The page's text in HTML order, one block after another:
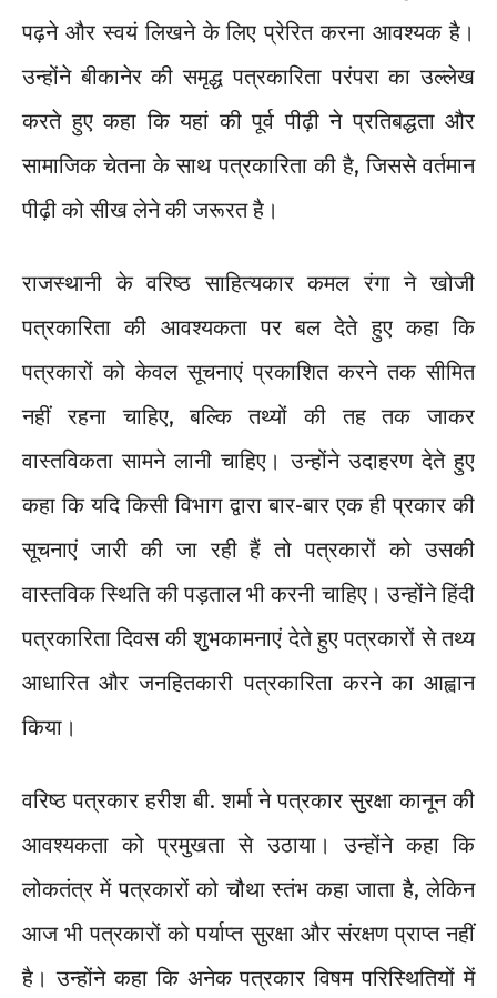
पढ़ने और स्वयं लिखने के लिए प्रेरित करना आवश्यक है।
उन्होंने बीकानेर की समृद्ध पत्रकारिता परंपरा का उल्लेख
करते हुए कहा कि यहां की पूर्व पीढ़ी ने प्रतिबद्धता और
सामाजिक चेतना के साथ पत्रकारिता की है, जिससे वर्तमान
पीढ़ी को सीख लेने की जरूरत है।
राजस्थानी के वरिष्ठ साहित्यकार कमल रंगा ने खोजी
पत्रकारिता की आवश्यकता पर बल देते हुए कहा कि
पत्रकारों को केवल सूचनाएं प्रकाशित करने तक सीमित
नहीं रहना चाहिए, बल्कि तथ्यों की तह तक जाकर
वास्तविकता सामने लानी चाहिए। उन्होंने उदाहरण देते हुए
कहा कि यदि किसी विभाग द्वारा बार-बार एक ही प्रकार की
सूचनाएं जारी की जा रही हैं तो पत्रकारों को उसकी
वास्तविक स्थिति की पड़ताल भी करनी चाहिए। उन्होंने हिंदी
पत्रकारिता दिवस की शुभकामनाएं देते हुए पत्रकारों से तथ्य
आधारित और जनहितकारी पत्रकारिता करने का आह्वान
किया।
वरिष्ठ पत्रकार हरीश बी. शर्मा ने पत्रकार सुरक्षा कानून की
आवश्यकता को प्रमुखता से उठाया। उन्होंने कहा कि
लोकतंत्र में पत्रकारों को चौथा स्तंभ कहा जाता है, लेकिन
आज भी पत्रकारों को पर्याप्त सुरक्षा और संरक्षण प्राप्त नहीं
है। उन्होंने कहा कि अनेक पत्रकार विषम परिस्थितियों में